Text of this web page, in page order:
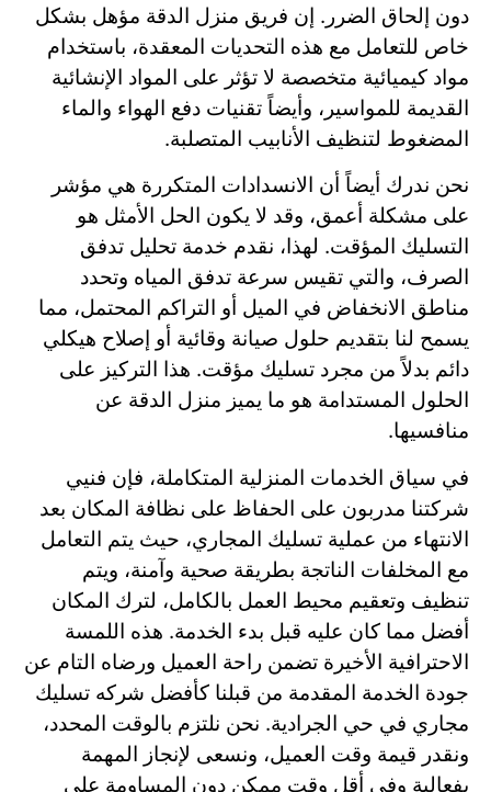
دون إلحاق الضرر. إن فريق منزل الدقة مؤهل بشكل
خاص للتعامل مع هذه التحديات المعقدة، باستخدام
مواد كيميائية متخصصة لا تؤثر على المواد الإنشائية
القديمة للمواسير، وأيضاً تقنيات دفع الهواء والماء
المضغوط لتنظيف الأنابيب المتصلبة.
نحن ندرك أيضاً أن الانسدادات المتكررة هي مؤشر
على مشكلة أعمق، وقد لا يكون الحل الأمثل هو
التسليك المؤقت. لهذا، نقدم خدمة تحليل تدفق
الصرف، والتي تقيس سرعة تدفق المياه وتحدد
مناطق الانخفاض في الميل أو التراكم المحتمل، مما
يسمح لنا بتقديم حلول صيانة وقائية أو إصلاح هيكلي
دائم بدلاً من مجرد تسليك مؤقت. هذا التركيز على
الحلول المستدامة هو ما يميز منزل الدقة عن
منافسيها.
في سياق الخدمات المنزلية المتكاملة، فإن فنيي
شركتنا مدربون على الحفاظ على نظافة المكان بعد
الانتهاء من عملية تسليك المجاري، حيث يتم التعامل
مع المخلفات الناتجة بطريقة صحية وآمنة، ويتم
تنظيف وتعقيم محيط العمل بالكامل، لترك المكان
أفضل مما كان عليه قبل بدء الخدمة. هذه اللمسة
الاحترافية الأخيرة تضمن راحة العميل ورضاه التام عن
جودة الخدمة المقدمة من قبلنا كأفضل شركه تسليك
مجاري في حي الجرادية. نحن نلتزم بالوقت المحدد،
ونقدر قيمة وقت العميل، ونسعى لإنجاز المهمة
بفعالية وفي أقل وقت ممكن دون المساومة على